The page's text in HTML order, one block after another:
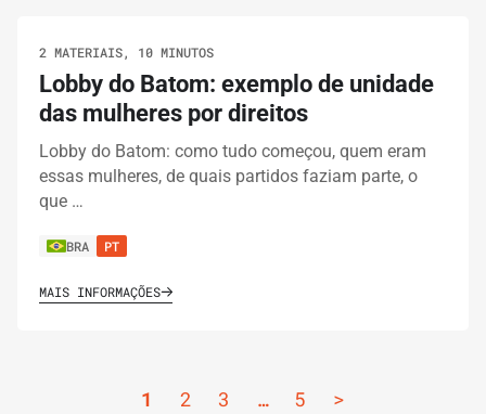
2 MATERIAIS, 10 MINUTOS
Lobby do Batom: exemplo de unidade
das mulheres por direitos
Lobby do Batom: como tudo começou, quem eram
essas mulheres, de quais partidos faziam parte, o
que …
BRA PT
MAIS INFORMAÇÕES
1 2 3 … 5 >